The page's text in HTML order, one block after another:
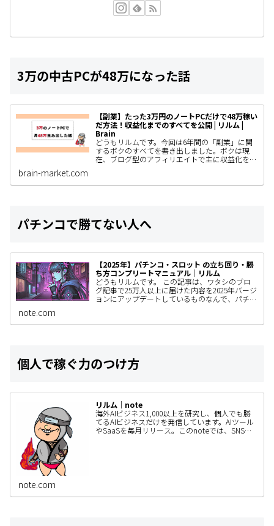
3万の中古PCが48万になった話
【副業】たった3万円のノートPCだけで48万稼い
だ方法！収益化までのすべてを公開 | リルム |
Brain
どうもリルムです。今回は6年間の「副業」に関
するボクのすべてを書き出しました。ボクは現
在、ブログ型のアフィリエイトで主に収益化をし
brain-market.com
パチンコで勝てない人へ
【2025年】パチンコ・スロット の立ち回り・勝
ち方コンプリートマニュアル｜リルム
どうもリルムです。 この記事は、ワタシのブロ
グ記事で25万人以上に届けた内容を2025年バージ
ョンにアップデートしているものなんで、パチン
note.com
個人で稼ぐ力のつけ方
リルム｜note
海外AIビジネス1,000以上を研究し、個人でも勝
てるAIビジネスだけを発信しています。AIツール
やSaaSを毎月リリース。このnoteでは、SNSで
note.com